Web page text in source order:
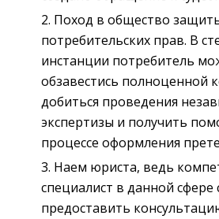
Поход в общество
потребительских прав. В
инстанции потребитель
обзавестись полноценной
добиться проведения
экспертизы и получить
процессе оформления
Наем юриста, ведь
специалист в данной сфере
предоставить